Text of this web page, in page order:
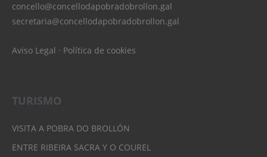
concello@concellodapobradobrollon.gal
secretaria@concellodapobradobrollon.gal
Aviso Legal · Política de cookies
TURISMO
VISITA A POBRA DO BROLLÓN
ENTRE RIBEIRA SACRA Y O COUREL